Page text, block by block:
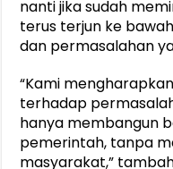
nanti jika sudah
terus terjun ke
dan permasalahan
“Kami
terhadap
hanya membangun
pemerintah, tanpa
masyarakat,”